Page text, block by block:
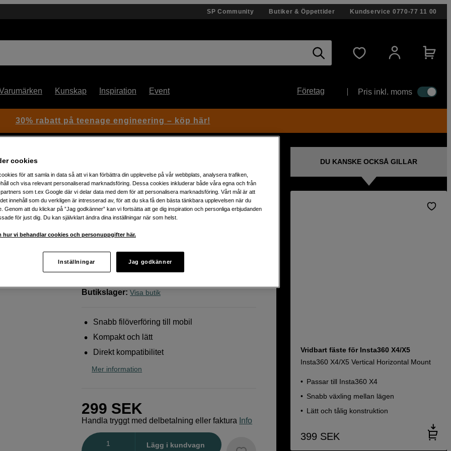
SP Community Butiker & Öppettider Kundservice 0770-77 11 00
Kunskap Inspiration Event Företag Pris inkl. moms
Artikelnummer: 1106438
Minneskortsläsare för snabb
överföring till X5
Butikslager: Visa butik
Snabb filöverföring till mobil
Kompakt och lätt
Direkt kompatibilitet
Mer information
299 SEK
Handla tryggt med delbetalning eller faktura Info
Lägg i kundvagn
DU KANSKE OCKSÅ GILLAR
Vridbart fäste för Insta360 X4/X5
Insta360 X4/X5 Vertical Horizontal Mount
Passar till Insta360 X4
Snabb växling mellan lägen
Lätt och tålig konstruktion
399 SEK
30% rabatt på teenage engineering – köp här!
cookies
för att samla in data så att vi kan förbättra din upplevelse på vår webbplats, analysera trafiken,
och visa relevant personaliserad marknadsföring. Dessa cookies inkluderar både våra egna och från
som t.ex Google där vi delar data med dem för att personalisera marknadsföring. Vårt mål är att
innehåll som du verkligen är intresserad av, för att du ska få den bästa tänkbara upplevelsen när du
Genom att du klickar på ”Jag godkänner” kan vi fortsätta att ge dig inspiration och personliga erbjudanden
för just dig. Du kan självklart ändra dina inställningar när som helst.
hur vi behandlar cookies och personuppgifter här.
Inställningar Jag godkänner